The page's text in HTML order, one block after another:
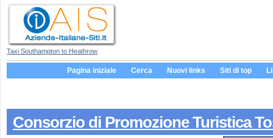
Taxi Southampton to Heathrow
Pagina iniziale Cerca Nuovi links Siti di top
Consorzio di Promozione Turistica